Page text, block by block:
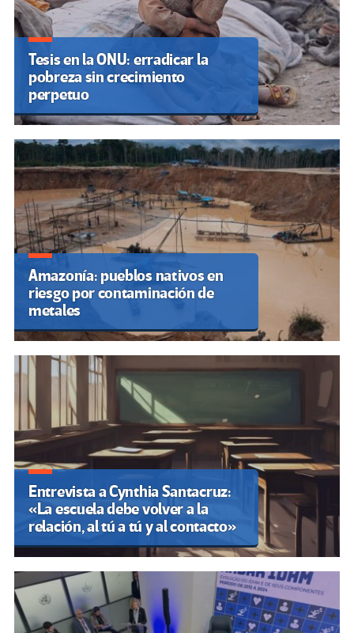
Tesis en la ONU: erradicar la
pobreza sin crecimiento
perpetuo
Amazonía: pueblos nativos en
riesgo por contaminación de
metales
Entrevista a Cynthia Santacruz:
«La escuela debe volver a la
relación, al tú a tú y al contacto»